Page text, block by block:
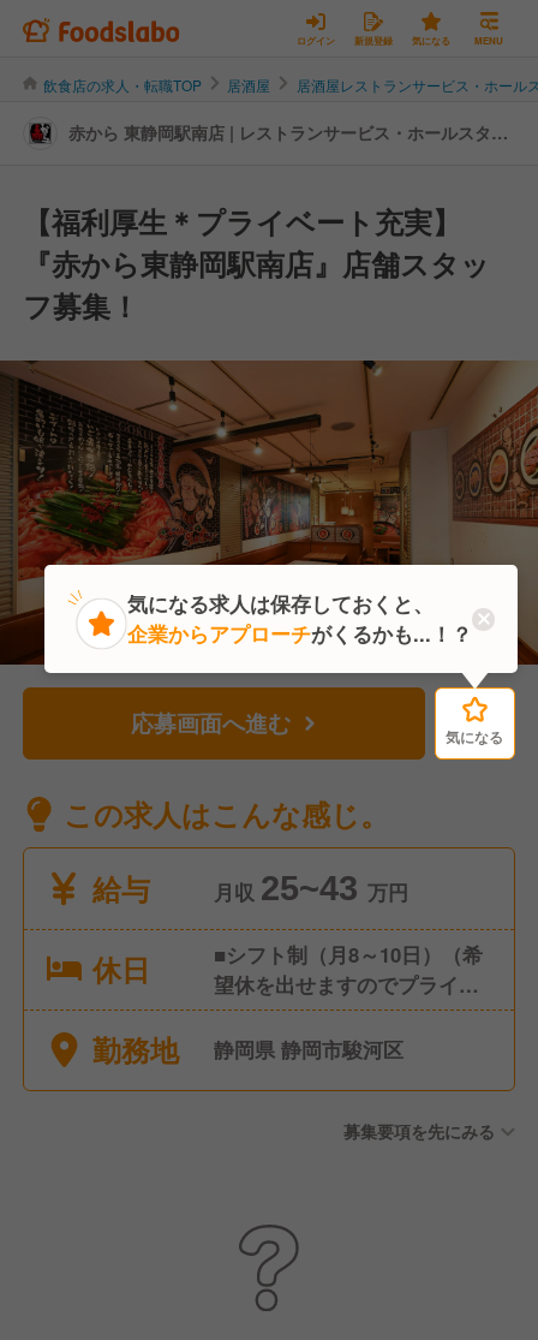
ログイン 新規登録 気になる MENU
飲食店の求人・転職TOP 居酒屋 居酒屋レストランサービス・ホール
赤から 東静岡駅南店 | レストランサービス・ホールスタッ
【福利厚生＊プライベート充実】
『赤から東静岡駅南店』店舗スタッ
フ募集！
応募画面へ進む 気になる
この求人はこんな感じ。
給与
月収 25~43 万円
休日
■シフト制（月8～10日）（希
望休を出せますのでプライベ
ートも充実） ■有給休暇（６
ヶ月経過後の年次有給休暇日
有） ■育児休暇（取得・復職
勤務地 静岡県 静岡市駿河区
募集要項を先にみる
気になる
気になる求人は保存しておくと、
企業からアプローチがくるかも...！？